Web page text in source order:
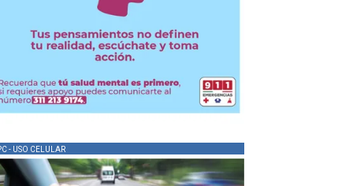
- USO CELULAR